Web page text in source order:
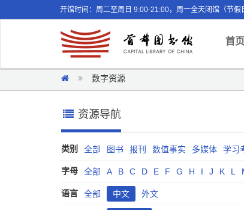
开馆时间：周二至周日 9:00-21:00，周一全天闭馆（节假
首页
数字资源
资源导航
类别 全部 图书 报刊 数值事实 多媒体 学习
字母 全部 A B C D E F G H I J K L
语言 全部 中文 外文